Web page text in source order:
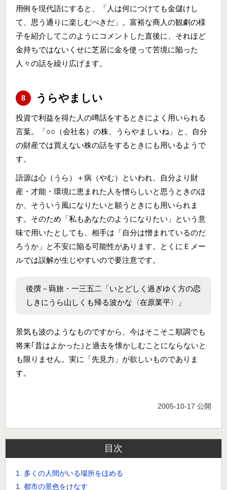
用例を現代語にすると、「人は何につけても金儲けし
て、思う通りに楽しむべきだ」。富裕な商人の観劇の様
子を紹介してこのようにコメントした直後に、それほど
金持ちではないくせに芝居に金を使って苦境に陥った
人々の話を繰り広げます。
8 うらやましい
投資で利益を得た人の噂話をするときによく用いられる
言葉。「○○（会社名）の株、うらやましいね」と、自分
の財産では買えない株の話をするときにも用いるようで
す。
語源は心（うら）＋病（やむ）といわれ、自分より財
産・才能・環境に恵まれた人を憎らしいと思うときのほ
か、そういう風になりたいと願うときにも用いられま
す。そのため「私もあなたのようになりたい」という意
味で用いたとしても、相手は「自分は憎まれているのだ
ろうか」と不安に陥る可能性があります。とくにＥメー
ルでは誤解が生じやすいので要注意です。
後撰－羇旅・一三五二「いとどしく過ぎゆく方の恋
しきにうら山しくも帰る波かな〈在原業平〉」
景気も波のようなものですから、今はそこそこ順調でも
将来｢昔はよかった｣と過去を懐かしむことにならないと
も限りません。実に「先見力」が欲しいものでありま
す。
2005-10-17 公開
目次
1. 多くの人間がいる場所をほめる
1. 都市の景色をけなす